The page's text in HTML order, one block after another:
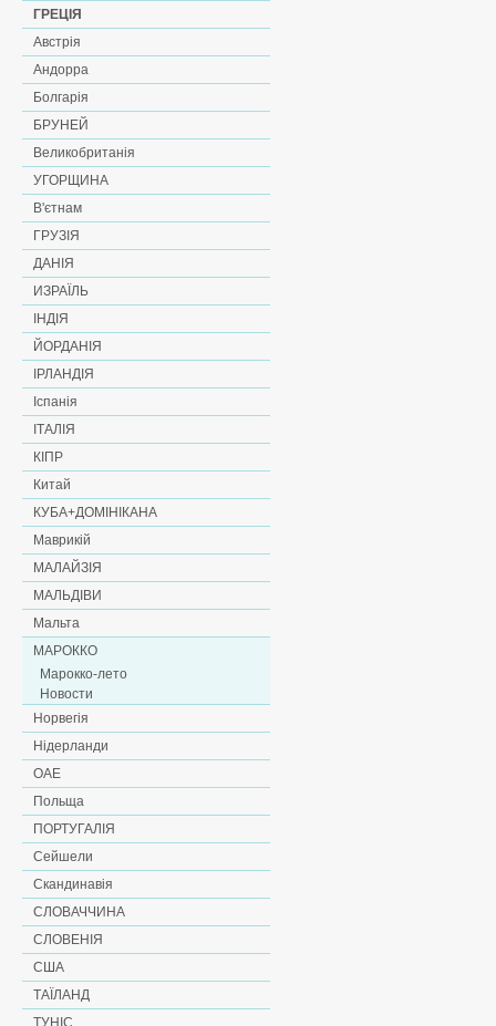
ГРЕЦІЯ
Австрія
Андорра
Болгарія
БРУНЕЙ
Великобританія
УГОРЩИНА
В'єтнам
ГРУЗІЯ
ДАНІЯ
ИЗРАЇЛЬ
ІНДІЯ
ЙОРДАНІЯ
ІРЛАНДІЯ
Іспанія
ІТАЛІЯ
КІПР
Китай
КУБА+ДОМІНІКАНА
Маврикій
МАЛАЙЗІЯ
МАЛЬДІВИ
Мальта
МАРОККО
Марокко-лето
Новости
Норвегія
Нідерланди
ОАЕ
Польща
ПОРТУГАЛІЯ
Сейшели
Скандинавія
СЛОВАЧЧИНА
СЛОВЕНІЯ
США
ТАЇЛАНД
ТУНІС